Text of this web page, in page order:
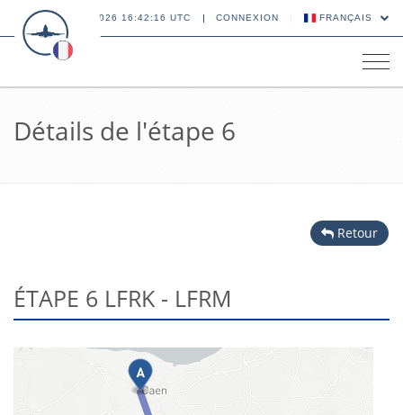
08 AOÛT 2026 16:42:16 UTC CONNEXION FRANÇAIS
Détails de l'étape 6
Retour
ÉTAPE 6 LFRK - LFRM